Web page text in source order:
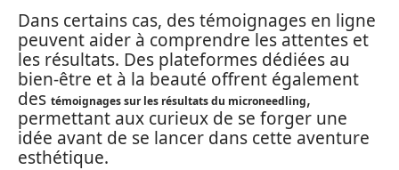
Dans certains cas, des témoignages en ligne
peuvent aider à comprendre les attentes et
les résultats. Des plateformes dédiées au
bien-être et à la beauté offrent également
des témoignages sur les résultats du microneedling,
permettant aux curieux de se forger une
idée avant de se lancer dans cette aventure
esthétique.